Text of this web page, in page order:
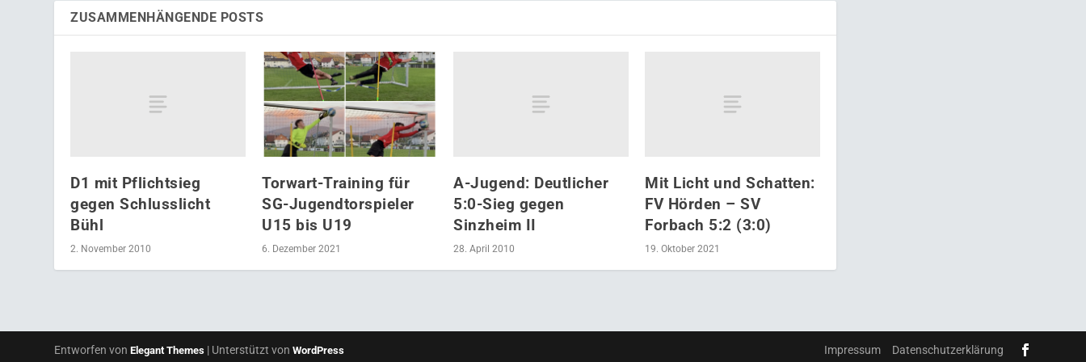
ZUSAMMENHÄNGENDE POSTS
D1 mit Pflichtsieg
gegen Schlusslicht
Bühl
2. November 2010
Torwart-Training für
SG-Jugendtorspieler
U15 bis U19
6. Dezember 2021
A-Jugend: Deutlicher
5:0-Sieg gegen
Sinzheim II
28. April 2010
Mit Licht und Schatten:
FV Hörden – SV
Forbach 5:2 (3:0)
19. Oktober 2021
Entworfen vonElegant Themes | Unterstützt vonWordPress Impressum Datenschutzerklärung